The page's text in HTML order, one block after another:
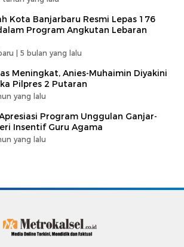
Kota Banjarbaru Resmi Lepas 176
Program Angkutan Lebaran
| 5 bulan yang lalu
Meningkat, Anies-Muhaimin Diyakini
Pilpres 2 Putaran
yang lalu
Program Unggulan Ganjar-
Insentif Guru Agama
yang lalu